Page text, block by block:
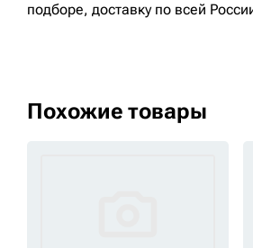
подборе, доставку по всей
Похожие товары